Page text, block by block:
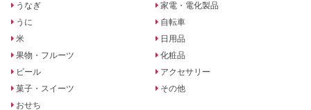
うなぎ
うに
米
果物・フルーツ
ビール
菓子・スイーツ
おせち
家電・電化製品
自転車
日用品
化粧品
アクセサリー
その他